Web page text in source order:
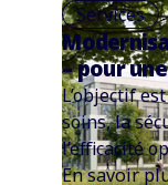
Services
– pour
L’objectif
soins, la
l’efficacité
En savoir